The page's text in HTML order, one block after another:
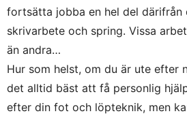
fortsätta jobba en hel del därifrån
skrivarbete och spring. Vissa
än andra…
Hur som helst, om du är ute efter
det alltid bäst att få personlig
efter din fot och löpteknik, men